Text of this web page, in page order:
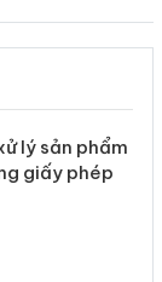
lý sản phẩm
giấy phép